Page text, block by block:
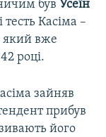
був Усеїн
Касіма –
який вже
році.
зайняв
прибув
його